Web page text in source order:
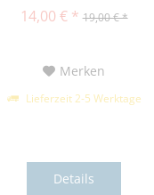
14,00 € * 19,00 € *
Merken
Lieferzeit 2-5 Werktage
Details